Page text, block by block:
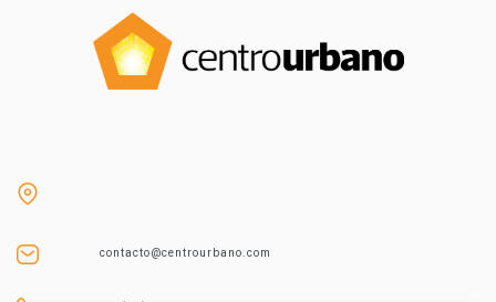
contacto@centrourbano.com